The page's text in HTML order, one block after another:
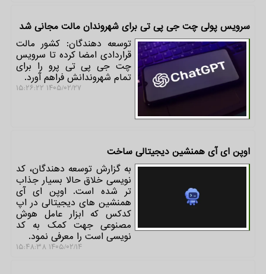
سرویس پولی چت جی پی تی برای شهروندان مالت مجانی شد
توسعه دهندگان: کشور مالت
قراردادی امضا کرده تا سرویس
چت جی پی تی پرو را برای
تمام شهروندانش فراهم آورد.
۱۴۰۵/۰۲/۲۷ ۱۵:۲۶:۲۲
اوپن ای آی همنشین دیجیتالی ساخت
به گزارش توسعه دهندگان، کد
نویسی خلاق حالا بسیار جذاب
تر شده است. اوپن ای آی
همنشین های دیجیتالی در اپ
کدکس که ابزار عامل هوش
مصنوعی جهت کمک به کد
نویسی است را معرفی نمود.
۱۴۰۵/۰۲/۱۴ ۱۵:۴۸:۳۸